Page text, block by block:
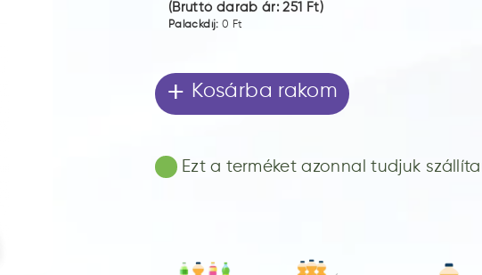
(Bruttó darab ár:251 Ft)
Palackdíj: 0 Ft
+ Kosárba rakom
Ezt a terméket azonnal tudjuk